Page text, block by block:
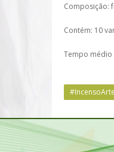
Composição:
Contém: 10
Tempo médio